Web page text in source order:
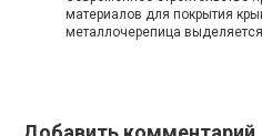
материалов для покрытия
металлочерепица